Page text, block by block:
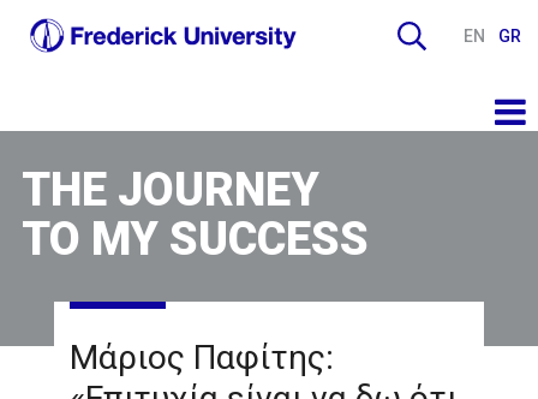
EN GR
THE JOURNEY
TO MY SUCCESS
Μάριος Παφίτης: